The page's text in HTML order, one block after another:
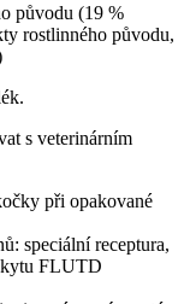
původu (19 %
rostlinného původu,
s veterinárním
při opakované
speciální receptura,
FLUTD